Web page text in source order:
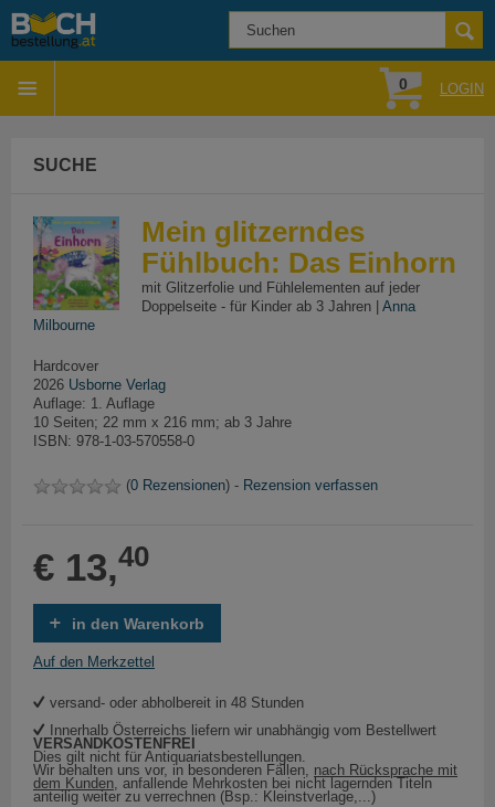
0 LOGIN
SUCHE
Mein glitzerndes
Fühlbuch: Das Einhorn
mit Glitzerfolie und Fühlelementen auf jeder
Doppelseite - für Kinder ab 3 Jahren | Anna
Milbourne
Hardcover
2026 Usborne Verlag
Auflage: 1. Auflage
10 Seiten; 22 mm x 216 mm; ab 3 Jahre
ISBN: 978-1-03-570558-0
(0 Rezensionen) - Rezension verfassen
€ 13,40
in den Warenkorb
Auf den Merkzettel
versand- oder abholbereit in 48 Stunden
Innerhalb Österreichs liefern wir unabhängig vom Bestellwert
VERSANDKOSTENFREI
Dies gilt nicht für Antiquariatsbestellungen.
Wir behalten uns vor, in besonderen Fällen, nach Rücksprache mit
dem Kunden, anfallende Mehrkosten bei nicht lagernden Titeln
anteilig weiter zu verrechnen (Bsp.: Kleinstverlage,...)